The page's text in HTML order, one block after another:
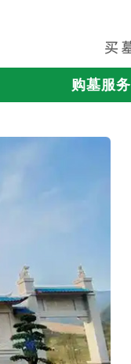
购墓服务